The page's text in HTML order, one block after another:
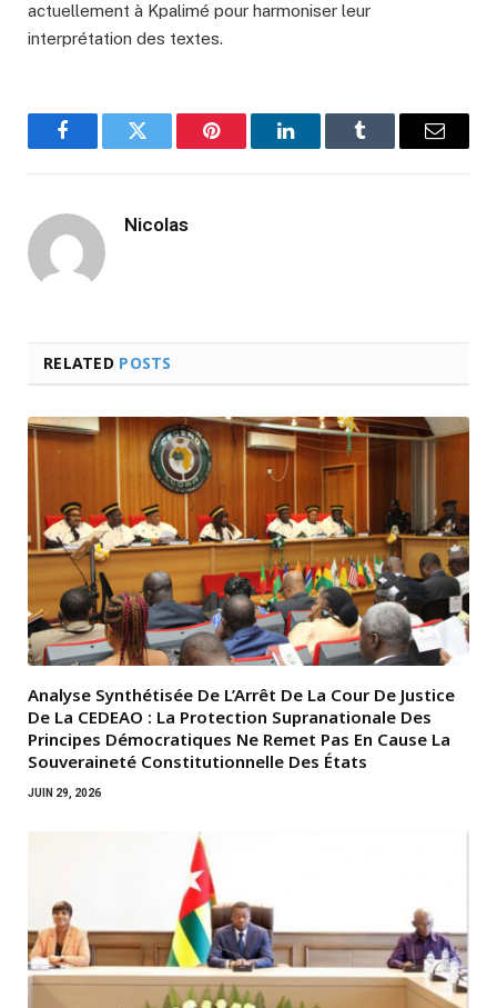
actuellement à Kpalimé pour harmoniser leur
interprétation des textes.
FacebookTwitter Pinterest LinkedInTumblr Email
Nicolas
RELATED POSTS
Analyse Synthétisée De L’Arrêt De La Cour De Justice
De La CEDEAO : La Protection Supranationale Des
Principes Démocratiques Ne Remet Pas En Cause La
Souveraineté Constitutionnelle Des États
JUIN 29, 2026